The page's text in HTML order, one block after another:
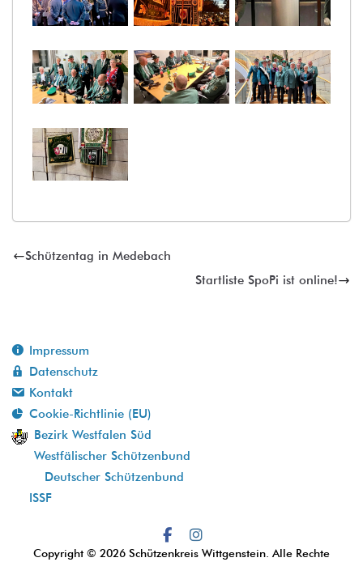
Schützentag in Medebach
Startliste SpoPi ist online!
Impressum
Datenschutz
Kontakt
Cookie-Richtlinie (EU)
Bezirk Westfalen Süd
Westfälischer Schützenbund
Deutscher Schützenbund
ISSF
Copyright © 2026 Schützenkreis Wittgenstein . Alle Rechte